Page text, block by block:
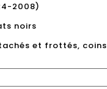
2008)
noirs
et frottés,